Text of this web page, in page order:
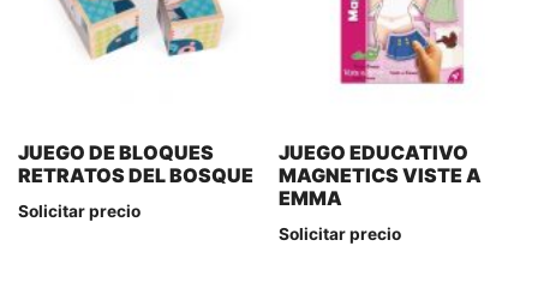
JUEGO DE BLOQUES
RETRATOS DEL BOSQUE
Solicitar precio
JUEGO EDUCATIVO
MAGNETICS VISTE A
EMMA
Solicitar precio